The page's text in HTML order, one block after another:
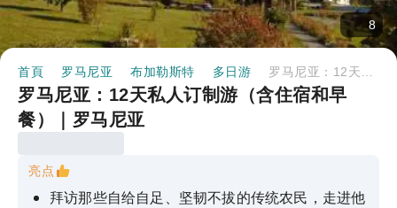
8
首頁 罗马尼亚 布加勒斯特 多日游
罗马尼亚：12天私人订制游（含住宿和早
餐）｜罗马尼亚
亮点
拜访那些自给自足、坚韧不拔的传统农民，走进他